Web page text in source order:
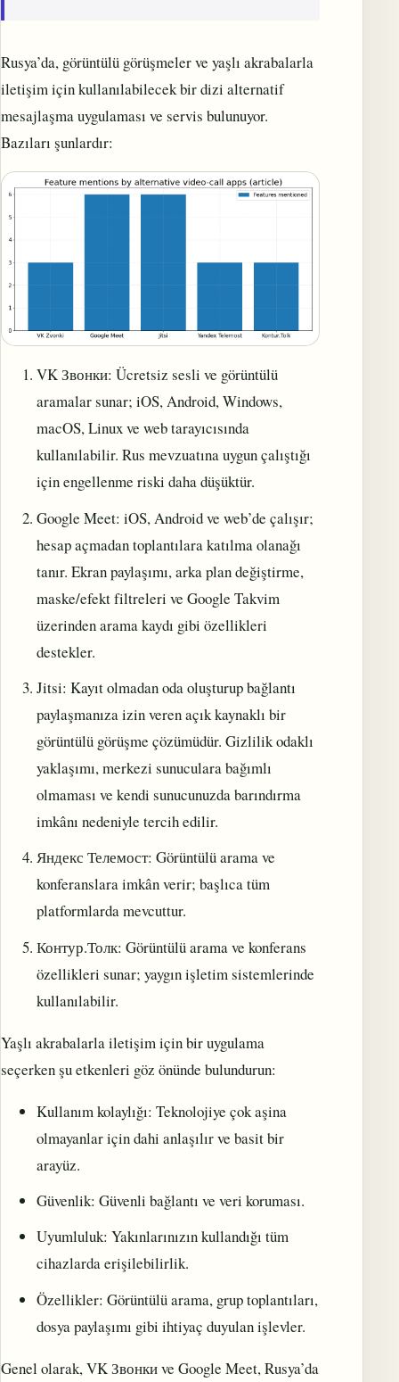
Rusya’da, görüntülü görüşmeler ve yaşlı akrabalarla
iletişim için kullanılabilecek bir dizi alternatif
mesajlaşma uygulaması ve servis bulunuyor.
Bazıları şunlardır:
VK Звонки: Ücretsiz sesli ve görüntülü
aramalar sunar; iOS, Android, Windows,
macOS, Linux ve web tarayıcısında
kullanılabilir. Rus mevzuatına uygun çalıştığı
için engellenme riski daha düşüktür.
Google Meet: iOS, Android ve web’de çalışır;
hesap açmadan toplantılara katılma olanağı
tanır. Ekran paylaşımı, arka plan değiştirme,
maske/efekt filtreleri ve Google Takvim
üzerinden arama kaydı gibi özellikleri
destekler.
Jitsi: Kayıt olmadan oda oluşturup bağlantı
paylaşmanıza izin veren açık kaynaklı bir
görüntülü görüşme çözümüdür. Gizlilik odaklı
yaklaşımı, merkezi sunuculara bağımlı
olmaması ve kendi sunucunuzda barındırma
imkânı nedeniyle tercih edilir.
Яндекс Телемост: Görüntülü arama ve
konferanslara imkân verir; başlıca tüm
platformlarda mevcuttur.
Контур.Толк: Görüntülü arama ve konferans
özellikleri sunar; yaygın işletim sistemlerinde
kullanılabilir.
Yaşlı akrabalarla iletişim için bir uygulama
seçerken şu etkenleri göz önünde bulundurun:
Kullanım kolaylığı: Teknolojiye çok aşina
olmayanlar için dahi anlaşılır ve basit bir
arayüz.
Güvenlik: Güvenli bağlantı ve veri koruması.
Uyumluluk: Yakınlarınızın kullandığı tüm
cihazlarda erişilebilirlik.
Özellikler: Görüntülü arama, grup toplantıları,
dosya paylaşımı gibi ihtiyaç duyulan işlevler.
Genel olarak, VK Звонки ve Google Meet, Rusya’da